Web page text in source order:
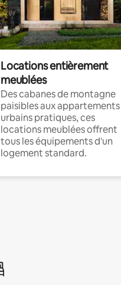
Locations entièrement
meublées
Des cabanes de montagne
paisibles aux appartements
urbains pratiques, ces
locations meublées offrent
tous les équipements d'un
logement standard.